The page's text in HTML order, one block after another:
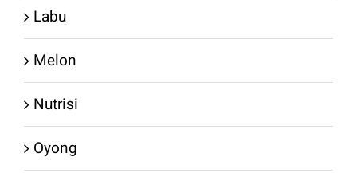
Labu
Melon
Nutrisi
Oyong